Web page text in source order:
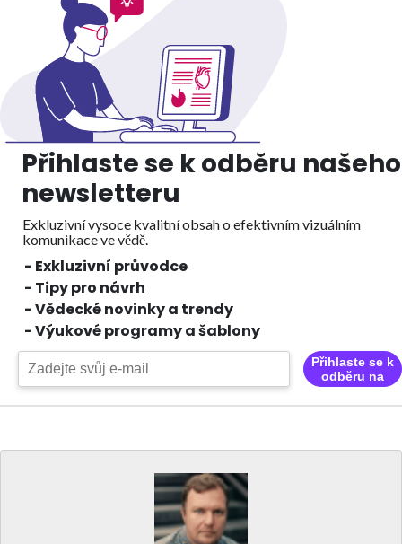
Přihlaste se k odběru našeho
newsletteru
Exkluzivní vysoce kvalitní obsah o efektivním vizuálním
komunikace ve vědě.
- Exkluzivní průvodce
- Tipy pro návrh
- Vědecké novinky a trendy
- Výukové programy a šablony
Přihlaste se k
odběru na